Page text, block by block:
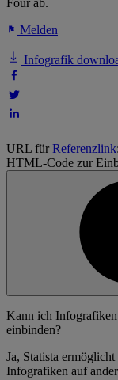
Four ab.
Melden
Infografik
URL fürReferenzlink:
HTML-Code zur
Kann ich
einbinden?
Ja, Statista
Infografiken auf